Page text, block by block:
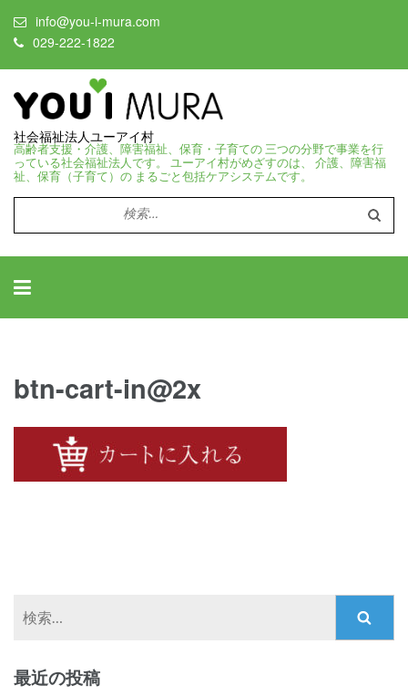
info@you-i-mura.com
029-222-1822
社会福祉法人ユーアイ村
高齢者支援・介護、障害福祉、保育・子育ての 三つの分野で事業を行
っている社会福祉法人です。 ユーアイ村がめざすのは、 介護、障害福
祉、保育（子育て）の まるごと包括ケアシステムです。
検
索:
btn-cart-in@2x
最近の投稿